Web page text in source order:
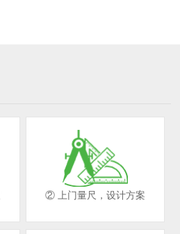
② 上门量尺，设计方案